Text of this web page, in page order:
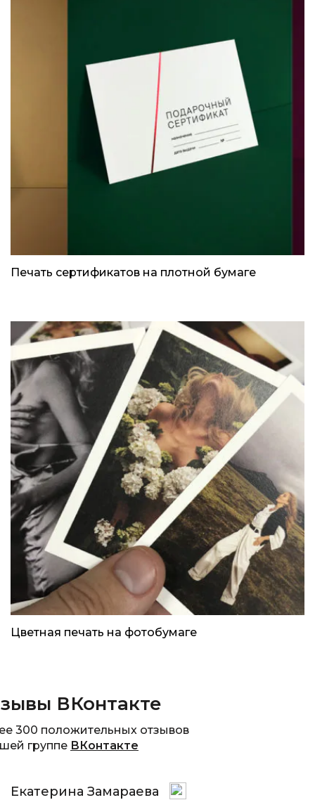
Печать сертификатов на плотной бумаге
Цветная печать на фотобумаге
ВКонтакте
300 положительных отзывов
группе ВКонтакте
Екатерина Замараева